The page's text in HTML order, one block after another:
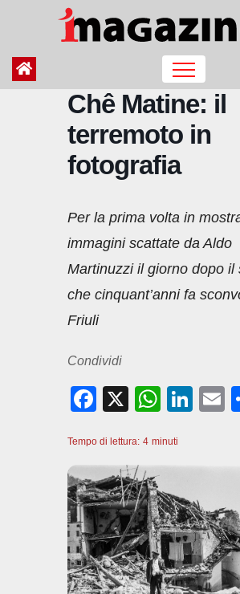
contenuto
Chê Matine: il
terremoto in
fotografia
Per la prima volta in
immagini scattate da Aldo
Martinuzzi il giorno dopo il
che cinquant’anni fa
Friuli
Condividi
F
c
e
b
o
o
k
X
W
at
A
p
p
Li
dI
n
Tempo di lettura: 4 minuti